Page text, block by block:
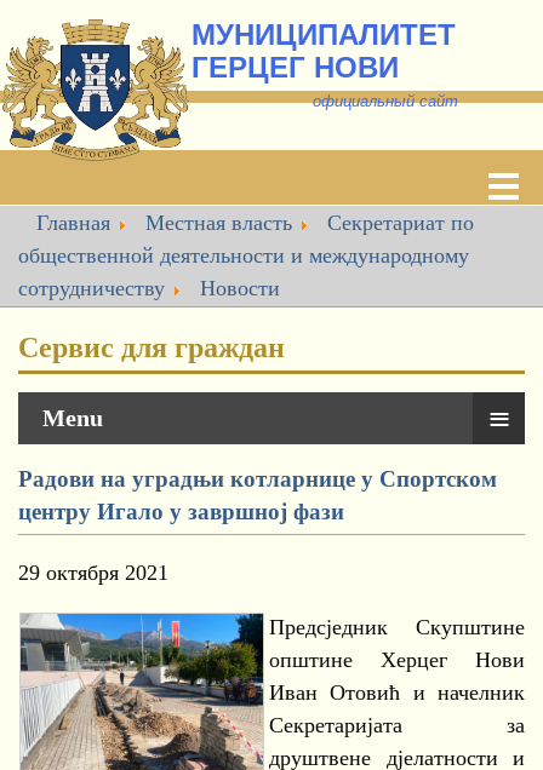
МУНИЦИПАЛИТЕТ
ГЕРЦЕГ НОВИ
официальный сайт
Главная Местная власть
Секретариат по
общественной деятельности и международному
сотрудничеству
Новости
Сервис для граждан
Menu ≡
Радови на уградњи котларнице у Спортском
центру Игало у завршној фази
29 октября 2021
Предсједник Скупштине
општине Херцег Нови
Иван Отовић и начелник
Секретаријата за
друштвене дјелатности и